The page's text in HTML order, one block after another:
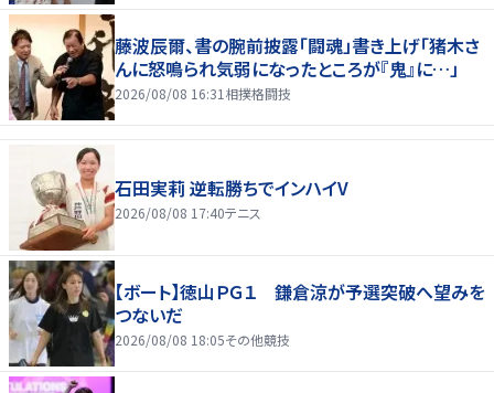
藤波辰爾、書の腕前披露「闘魂」書き上げ「猪木さ
んに怒鳴られ気弱になったところが『鬼』に…」
2026/08/08 16:31 相撲格闘技
石田実莉 逆転勝ちでインハイV
2026/08/08 17:40テニス
【ボート】徳山ＰＧ１ 鎌倉涼が予選突破へ望みを
つないだ
2026/08/08 18:05その他競技